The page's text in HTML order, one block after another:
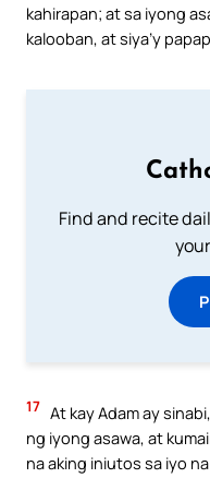
kahirapan; at sa iyong
kalooban, at siya’y
Find and recite
17 At kay Adam ay
ng iyong asawa, at
na aking iniutos sa iyo